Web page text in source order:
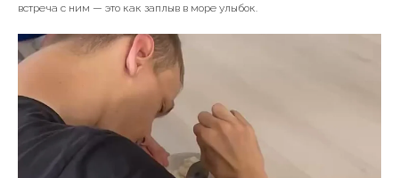
встреча с ним — это как заплыв в море улыбок.